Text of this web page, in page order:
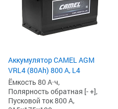
Аккумулятор CAMEL AGM
VRL4 (80Ah) 800 А, L4
Ёмкость 80 А·ч,
Полярность обратная [- +],
Пусковой ток 800 А,